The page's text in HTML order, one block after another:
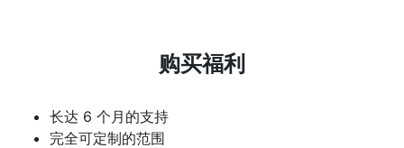
购买福利
长达 6 个月的支持
完全可定制的范围